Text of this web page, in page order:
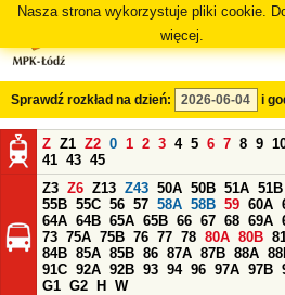
Nasza strona wykorzystuje pliki cookie.
więcej.
Sprawdź rozkład na dzień: i
Z Z1 Z2 0 1 2 3 4 5 6 7 8 9
41 43 45
Z3 Z6 Z13 Z43 50A 50B 51A 51B
55B 55C 56 57 58A 58B 59 60A
64A 64B 65A 65B 66 67 68 69A
73 75A 75B 76 77 78 80A 80B
84B 85A 85B 86 87A 87B 88A
91C 92A 92B 93 94 96 97A 97B
G1 G2 H
W